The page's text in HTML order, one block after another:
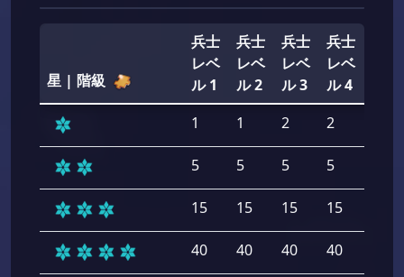
星 | 階級
兵士
レベ
ル 1
兵士
レベ
ル 2
兵士
レベ
ル 3
兵士
レベ
ル 4
1
1 2 2
5 5 5 5
15 15 15 15
40 40 40 40